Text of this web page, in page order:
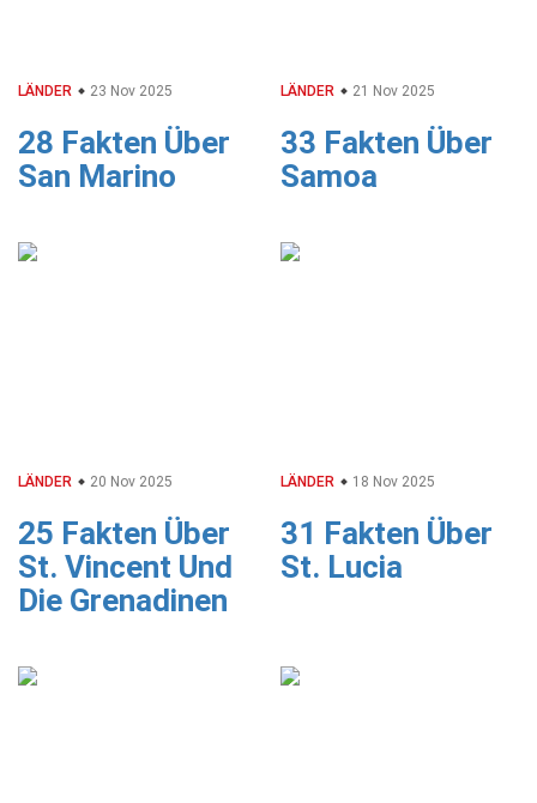
LÄNDER 23 Nov 2025
28 Fakten Über
San Marino
LÄNDER 21 Nov 2025
33 Fakten Über
Samoa
LÄNDER 20 Nov 2025
25 Fakten Über
St. Vincent Und
Die Grenadinen
LÄNDER 18 Nov 2025
31 Fakten Über
St. Lucia